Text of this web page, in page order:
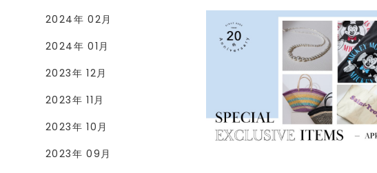
2024年 02月
2024年 01月
2023年 12月
2023年 11月
2023年 10月
2023年 09月